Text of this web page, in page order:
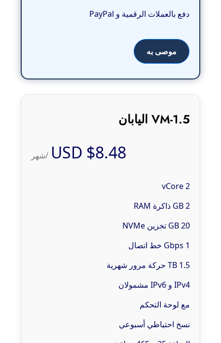
دفع بالعملات الرقمية و PayPal
موصى به
VM-1.5 اليابان
$8.48 USD /شهر
2 vCore
2 GB ذاكرة RAM
20 GB تخزين NVMe
1 Gbps خط اتصال
1.5 TB حركة مرور شهرية
IPv4 و IPv6 مشمولان
مع لوحة التحكم
نسخ احتياطي أسبوعي